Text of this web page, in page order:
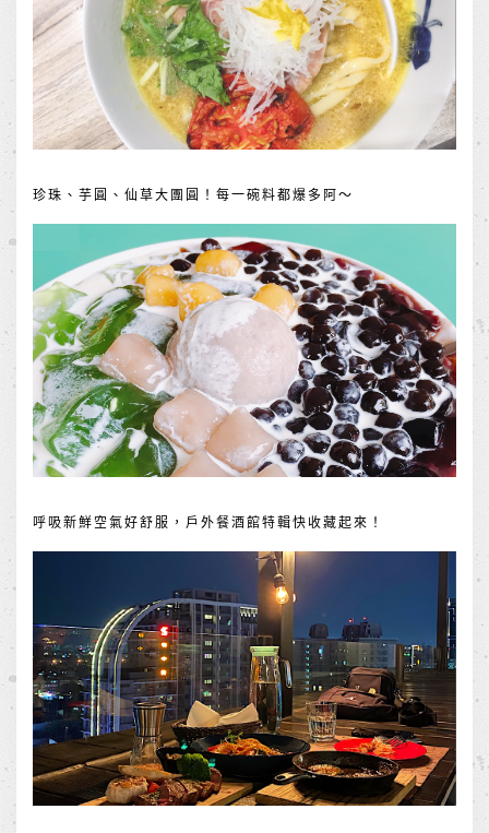
珍珠、芋圓、仙草大團圓！每一碗料都爆多阿～
呼吸新鮮空氣好舒服，戶外餐酒館特輯快收藏起來！